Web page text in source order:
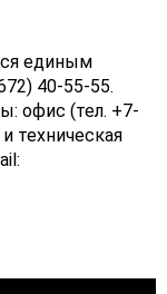
единым
40-55-55.
офис (тел. +7-
техническая